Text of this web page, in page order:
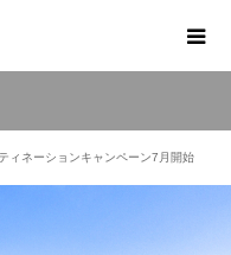
ネーションキャンペーン7月開始